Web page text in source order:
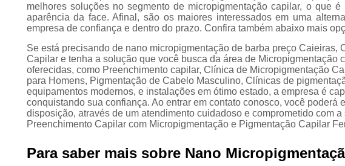
melhores soluções no segmento de micropigmentação capilar, o que
aparência da face. Afinal, são os maiores interessados em uma
empresa de confiança e dentro do prazo. Confira também abaixo mais
Se está precisando de nano micropigmentação de barba preço Caieiras,
Capilar e tenha a solução que você busca da área de Micropigmentação
oferecidas, como Preenchimento capilar, Clínica de Micropigmentação
para Homens, Pigmentação de Cabelo Masculino, Clínicas de
equipamentos modernos, e instalações em ótimo estado, a empresa é
conquistando sua confiança. Ao entrar em contato conosco, você poderá
disposição, através de um atendimento cuidadoso e comprometido com
Preenchimento Capilar com Micropigmentação e Pigmentação Capilar
Para saber mais sobre Nano